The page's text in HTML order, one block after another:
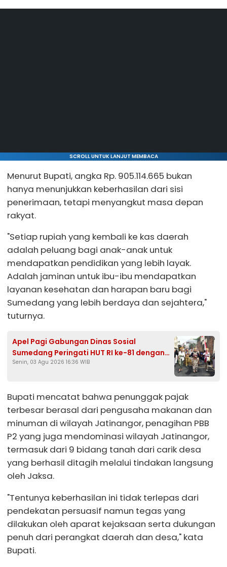
SCROLL UNTUK LANJUT MEMBACA
Menurut Bupati, angka Rp. 905.114.665 bukan
hanya menunjukkan keberhasilan dari sisi
penerimaan, tetapi menyangkut masa depan
rakyat.
"Setiap rupiah yang kembali ke kas daerah
adalah peluang bagi anak-anak untuk
mendapatkan pendidikan yang lebih layak.
Adalah jaminan untuk ibu-ibu mendapatkan
layanan kesehatan dan harapan baru bagi
Sumedang yang lebih berdaya dan sejahtera,"
tuturnya.
Apel Pagi Gabungan Dinas Sosial
Sumedang Peringati HUT RI ke-81 dengan
Gelar Kreativitas Budaya
Senin, 03 Agu 2026 16:36 WIB
Bupati mencatat bahwa penunggak pajak
terbesar berasal dari pengusaha makanan dan
minuman di wilayah Jatinangor, penagihan PBB
P2 yang juga mendominasi wilayah Jatinangor,
termasuk dari 9 bidang tanah dari carik desa
yang berhasil ditagih melalui tindakan langsung
oleh Jaksa.
"Tentunya keberhasilan ini tidak terlepas dari
pendekatan persuasif namun tegas yang
dilakukan oleh aparat kejaksaan serta dukungan
penuh dari perangkat daerah dan desa," kata
Bupati.